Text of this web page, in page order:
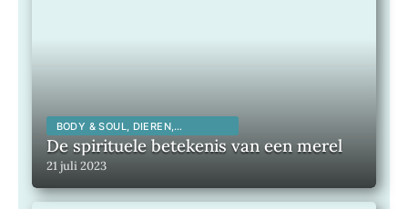
BODY & SOUL, DIEREN,
SPIRITUALITEIT,
De spirituele betekenis van een merel
21 juli 2023